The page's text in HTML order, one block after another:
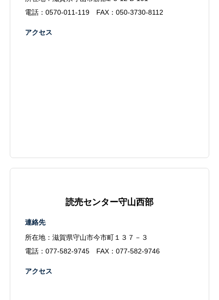
電話： 0570-011-119 FAX：050-3730-8112
アクセス
読売センター守山西部
連絡先
所在地：滋賀県守山市今市町１３７－３
電話： 077-582-9745 FAX：077-582-9746
アクセス